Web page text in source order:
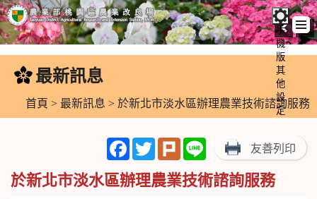
跳
內
手
機
版
其
他
設
定
最新訊息
首頁 > 最新訊息 > 於新北市淡水區辦理農業技術諮詢服務
FacebookTwitterPlurk Line 友善列印
於新北市淡水區辦理農業技術諮詢服務